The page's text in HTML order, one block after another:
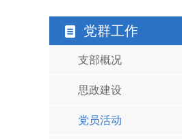
党群工作
支部概况
思政建设
党员活动